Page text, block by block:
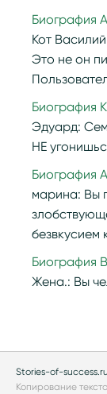
Биография
Кот
Это не он
Биография
Эдуард:
НЕ
Биография
марина: Вы
безвкусием
Биография
Жена.: Вы
Stories-of-
Копирование